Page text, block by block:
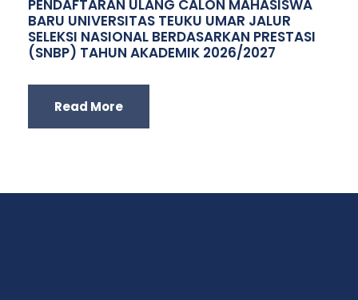
PENDAFTARAN ULANG CALON MAHASISWA
BARU UNIVERSITAS TEUKU UMAR JALUR
SELEKSI NASIONAL BERDASARKAN PRESTASI
(SNBP) TAHUN AKADEMIK 2026/2027
Read More